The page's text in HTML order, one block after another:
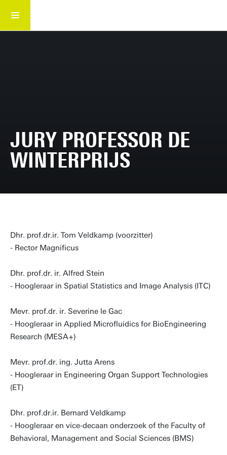
Home
JURY PROFESSOR DE
WINTERPRIJS
Dhr. prof.dr.ir. Tom Veldkamp (voorzitter)
- Rector Magnificus
Dhr. prof.dr. ir. Alfred Stein
- Hoogleraar in Spatial Statistics and Image Analysis (ITC)
Mevr. prof.dr. ir. Severine le Gac
- Hoogleraar in Applied Microfluidics for BioEngineering
Research (MESA+)
Mevr. prof.dr. ing. Jutta Arens
- Hoogleraar in Engineering Organ Support Technologies
(ET)
Dhr. prof.dr.ir. Bernard Veldkamp
- Hoogleraar en vice-decaan onderzoek of the Faculty of
Behavioral, Management and Social Sciences (BMS)